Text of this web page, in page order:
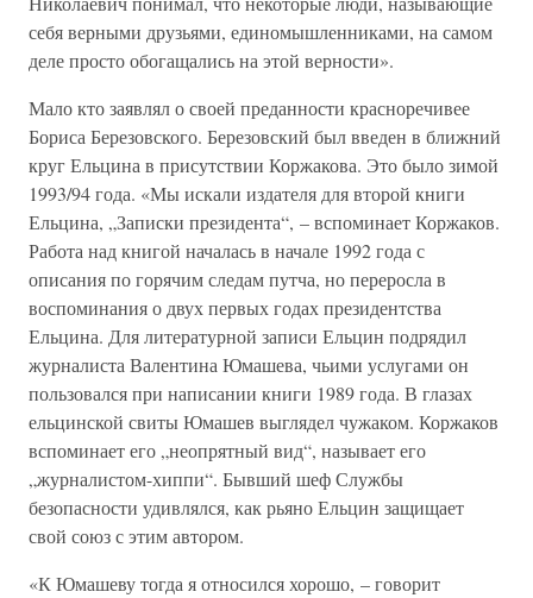
себя верными друзьями, единомышленниками, на самом
деле просто обогащались на этой верности».
Мало кто заявлял о своей преданности красноречивее
Бориса Березовского. Березовский был введен в ближний
круг Ельцина в присутствии Коржакова. Это было зимой
1993/94 года. «Мы искали издателя для второй книги
Ельцина, „Записки президента“, – вспоминает Коржаков.
Работа над книгой началась в начале 1992 года с
описания по горячим следам путча, но переросла в
воспоминания о двух первых годах президентства
Ельцина. Для литературной записи Ельцин подрядил
журналиста Валентина Юмашева, чьими услугами он
пользовался при написании книги 1989 года. В глазах
ельцинской свиты Юмашев выглядел чужаком. Коржаков
вспоминает его „неопрятный вид“, называет его
„журналистом-хиппи“. Бывший шеф Службы
безопасности удивлялся, как рьяно Ельцин защищает
свой союз с этим автором.
«К Юмашеву тогда я относился хорошо, – говорит